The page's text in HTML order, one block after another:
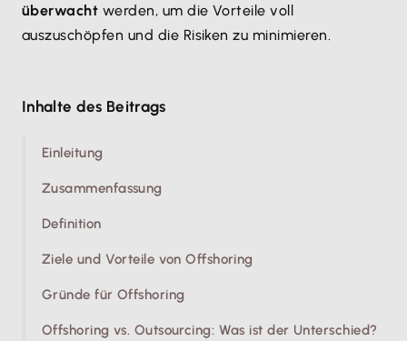
überwacht werden, um die Vorteile voll
auszuschöpfen und die Risiken zu minimieren.
Inhalte des Beitrags
Einleitung
Zusammenfassung
Definition
Ziele und Vorteile von Offshoring
Gründe für Offshoring
Offshoring vs. Outsourcing: Was ist der Unterschied?